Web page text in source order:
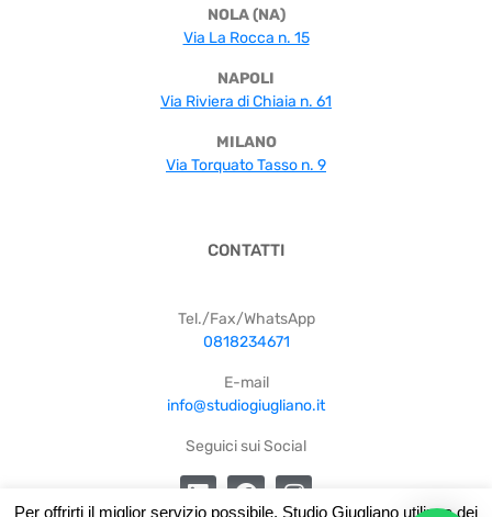
NOLA (NA)
Via La Rocca n. 15
NAPOLI
Via Riviera di Chiaia n. 61
MILANO
Via Torquato Tasso n. 9
CONTATTI
Tel./Fax/WhatsApp
0818234671
E-mail
info@studiogiugliano.it
Seguici sui Social
Per offrirti il miglior servizio possibile, Studio Giugliano utilizza dei